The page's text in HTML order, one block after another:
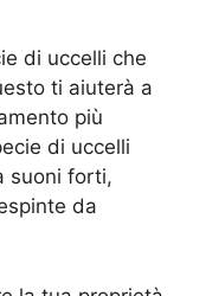
di uccelli che
ti aiuterà a
più
di uccelli
suoni forti,
da